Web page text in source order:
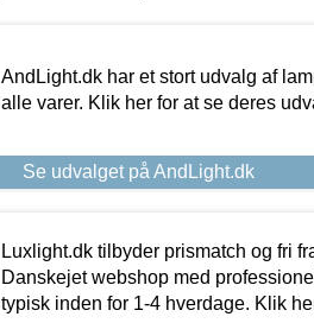
AndLight.dk har et stort udvalg af
alle varer. Klik her for at se deres
Se udvalget på AndLight.dk
Luxlight.dk tilbyder prismatch og fri
Danskejet webshop med
typisk inden for 1-4 hverdage. Klik